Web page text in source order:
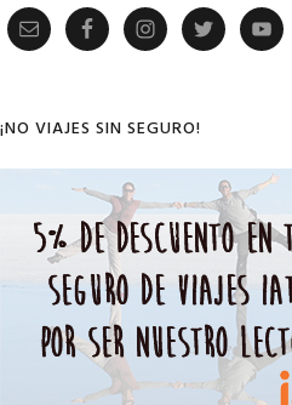
Primary
¡NO VIAJES SIN SEGURO!